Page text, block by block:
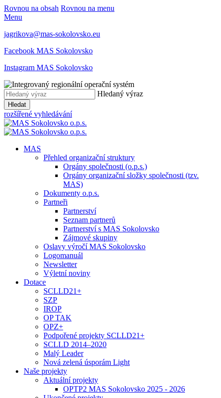
Rovnou na obsah Rovnou na menu
Menu
jagrikova@mas-sokolovsko.eu
Facebook MAS Sokolovsko
Instagram MAS Sokolovsko
Hledaný výraz
Hledat
rozšířené vyhledávání
MAS
Přehled organizační struktury
Orgány společnosti (o.p.s.)
Orgány organizační složky společnosti (tzv.
MAS)
Dokumenty o.p.s.
Partneři
Partnerství
Seznam partnerů
Partnerství s MAS Sokolovsko
Zájmové skupiny
Oslavy výročí MAS Sokolovsko
Logomanuál
Newsletter
Výletní noviny
Dotace
SCLLD21+
SZP
IROP
OP TAK
OPZ+
Podpořené projekty SCLLD21+
SCLLD 2014–2020
Malý Leader
Nová zelená úsporám Light
Naše projekty
Aktuální projekty
OPTP2 MAS Sokolovsko 2025 - 2026